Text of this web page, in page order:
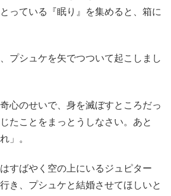
っている『眠り』を集めると、箱に
プシュケを矢でつついて起こしまし
心のせいで、身を滅ぼすところだっ
たことをまっとうしなさい。あと
」。
すばやく空の上にいるジュピター
き、プシュケと結婚させてほしいと